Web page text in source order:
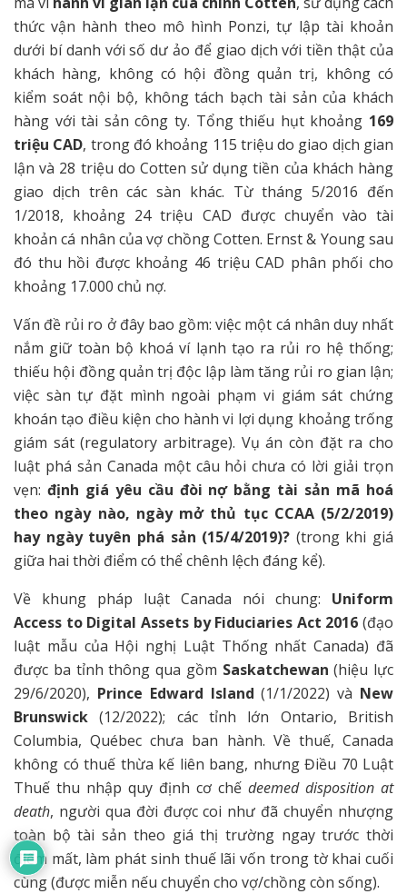
thức vận hành theo mô hình Ponzi, tự lập tài khoản
dưới bí danh với số dư ảo để giao dịch với tiền thật của
khách hàng, không có hội đồng quản trị, không có
kiểm soát nội bộ, không tách bạch tài sản của khách
hàng với tài sản công ty. Tổng thiếu hụt khoảng 169
triệu CAD, trong đó khoảng 115 triệu do giao dịch gian
lận và 28 triệu do Cotten sử dụng tiền của khách hàng
giao dịch trên các sàn khác. Từ tháng 5/2016 đến
1/2018, khoảng 24 triệu CAD được chuyển vào tài
khoản cá nhân của vợ chồng Cotten. Ernst & Young sau
đó thu hồi được khoảng 46 triệu CAD phân phối cho
khoảng 17.000 chủ nợ.
Vấn đề rủi ro ở đây bao gồm: việc một cá nhân duy nhất
nắm giữ toàn bộ khoá ví lạnh tạo ra rủi ro hệ thống;
thiếu hội đồng quản trị độc lập làm tăng rủi ro gian lận;
việc sàn tự đặt mình ngoài phạm vi giám sát chứng
khoán tạo điều kiện cho hành vi lợi dụng khoảng trống
giám sát (regulatory arbitrage). Vụ án còn đặt ra cho
luật phá sản Canada một câu hỏi chưa có lời giải trọn
vẹn: định giá yêu cầu đòi nợ bằng tài sản mã hoá
theo ngày nào, ngày mở thủ tục CCAA (5/2/2019)
hay ngày tuyên phá sản (15/4/2019)? (trong khi giá
giữa hai thời điểm có thể chênh lệch đáng kể).
Về khung pháp luật Canada nói chung: Uniform
Access to Digital Assets by Fiduciaries Act 2016 (đạo
luật mẫu của Hội nghị Luật Thống nhất Canada) đã
được ba tỉnh thông qua gồm Saskatchewan (hiệu lực
29/6/2020), Prince Edward Island (1/1/2022) và New
Brunswick (12/2022); các tỉnh lớn Ontario, British
Columbia, Québec chưa ban hành. Về thuế, Canada
không có thuế thừa kế liên bang, nhưng Điều 70 Luật
Thuế thu nhập quy định cơ chế deemed disposition at
death, người qua đời được coi như đã chuyển nhượng
toàn bộ tài sản theo giá thị trường ngay trước thời
điểm mất, làm phát sinh thuế lãi vốn trong tờ khai cuối
cùng (được miễn nếu chuyển cho vợ/chồng còn sống).